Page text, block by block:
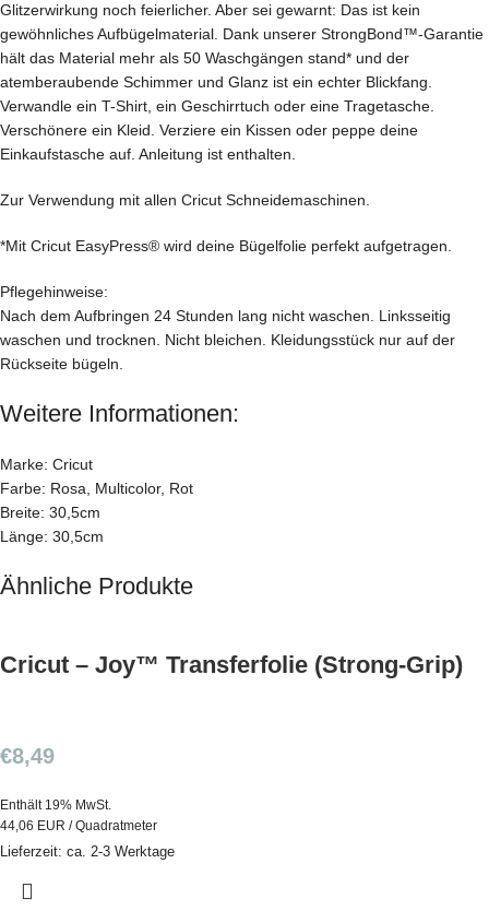
Glitzerwirkung noch feierlicher. Aber sei gewarnt: Das ist kein
gewöhnliches Aufbügelmaterial. Dank unserer StrongBond™-Garantie
hält das Material mehr als 50 Waschgängen stand* und der
atemberaubende Schimmer und Glanz ist ein echter Blickfang.
Verwandle ein T-Shirt, ein Geschirrtuch oder eine Tragetasche.
Verschönere ein Kleid. Verziere ein Kissen oder peppe deine
Einkaufstasche auf. Anleitung ist enthalten.
Zur Verwendung mit allen Cricut Schneidemaschinen.
*Mit Cricut EasyPress® wird deine Bügelfolie perfekt aufgetragen.
Pflegehinweise:
Nach dem Aufbringen 24 Stunden lang nicht waschen. Linksseitig
waschen und trocknen. Nicht bleichen. Kleidungsstück nur auf der
Rückseite bügeln.
Weitere Informationen:
Marke: Cricut
Farbe: Rosa, Multicolor, Rot
Breite: 30,5cm
Länge: 30,5cm
Ähnliche Produkte
Cricut – Joy™ Transferfolie (Strong-Grip)
€8,49
Enthält 19% MwSt.
44,06 EUR / Quadratmeter
Lieferzeit: ca. 2-3 Werktage